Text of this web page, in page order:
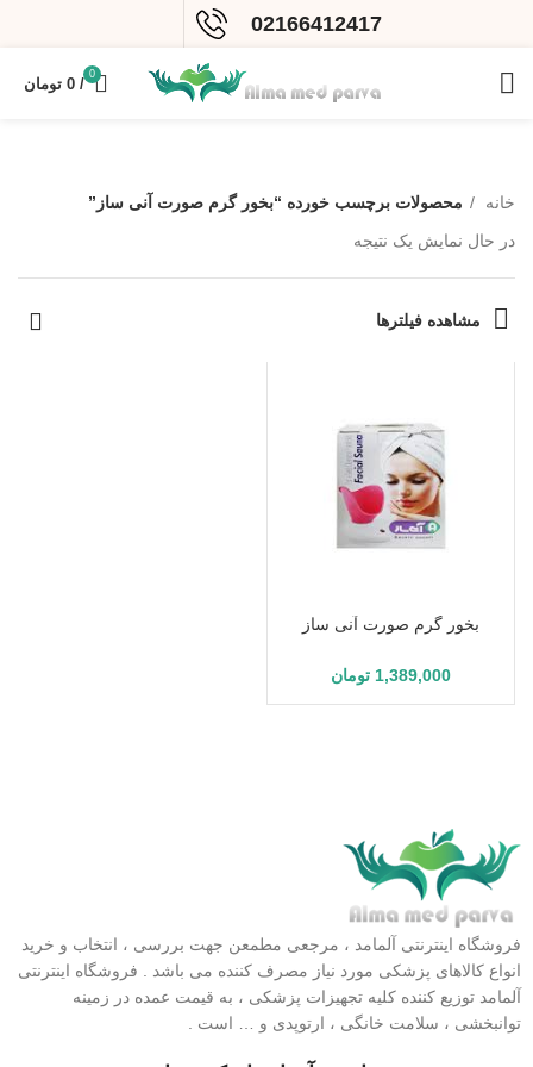
02166412417
0
/
0 تومان
خانه
محصولات برچسب خورده “بخور گرم صورت آنی ساز”
در حال نمایش یک نتیجه
مشاهده فیلترها
بخور گرم صورت آنی ساز
1,389,000 تومان
فروشگاه اینترنتی آلمامد ، مرجعی مطمعن جهت بررسی ، انتخاب و خرید
انواع کالاهای پزشکی مورد نیاز مصرف کننده می باشد . فروشگاه اینترنتی
آلمامد توزیع کننده کلیه تجهیزات پزشکی ، به قیمت عمده در زمینه
توانبخشی ، سلامت خانگی ، ارتوپدی و … است .